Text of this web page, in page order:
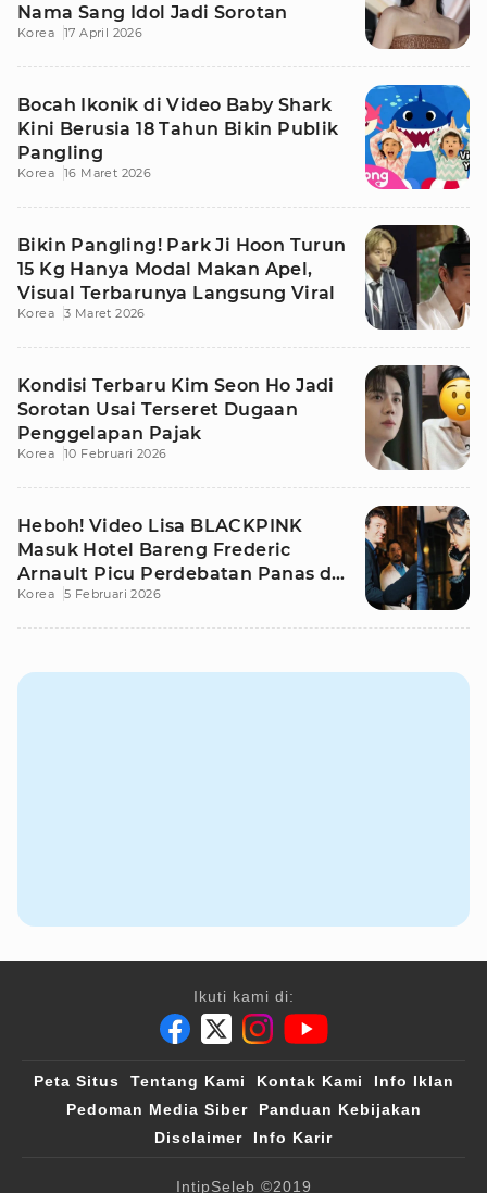
Nama Sang Idol Jadi Sorotan
Korea 17 April 2026
Bocah Ikonik di Video Baby Shark
Kini Berusia 18 Tahun Bikin Publik
Pangling
Korea 16 Maret 2026
Bikin Pangling! Park Ji Hoon Turun
15 Kg Hanya Modal Makan Apel,
Visual Terbarunya Langsung Viral
Korea 3 Maret 2026
Kondisi Terbaru Kim Seon Ho Jadi
Sorotan Usai Terseret Dugaan
Penggelapan Pajak
Korea 10 Februari 2026
Heboh! Video Lisa BLACKPINK
Masuk Hotel Bareng Frederic
Arnault Picu Perdebatan Panas di
Medsos
Korea 5 Februari 2026
Ikuti kami di:
Peta Situs Tentang Kami Kontak Kami
Info Iklan
Pedoman Media Siber
Panduan Kebijakan
Disclaimer
Info Karir
IntipSeleb ©2019